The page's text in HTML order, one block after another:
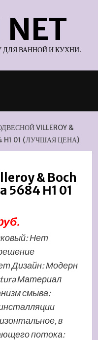
ДЛЯ ВАННОЙ И КУХНИ.
VILLEROY &
H1 01 (ЛУЧШАЯ ЦЕНА)
& Boch
5684 H1 01
Нет
Дизайн: Модерн
Материал
смыва:
в
потока: